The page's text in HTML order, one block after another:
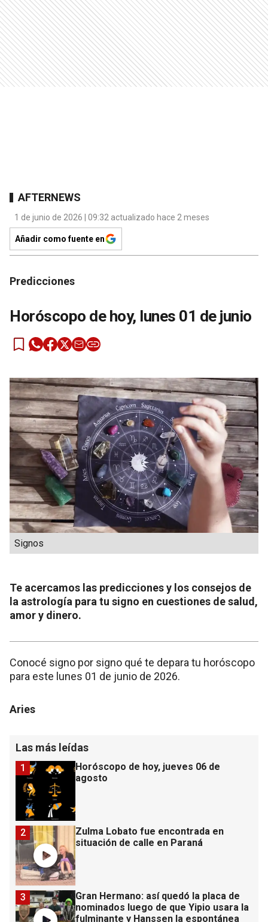
AFTERNEWS
1 de junio de 2026 | 09:32 actualizado hace 2 meses
Añadir como fuente en
Predicciones
Horóscopo de hoy, lunes 01 de junio
Signos
Te acercamos las predicciones y los consejos de
la astrología para tu signo en cuestiones de salud,
amor y dinero.
Conocé signo por signo qué te depara tu horóscopo
para este lunes 01 de junio de 2026.
Aries
Las más leídas
Horóscopo de hoy, jueves 06 de
agosto
1
Zulma Lobato fue encontrada en
situación de calle en Paraná
2
Gran Hermano: así quedó la placa de
nominados luego de que Yipio usara la
fulminante y Hanssen la espontánea
3